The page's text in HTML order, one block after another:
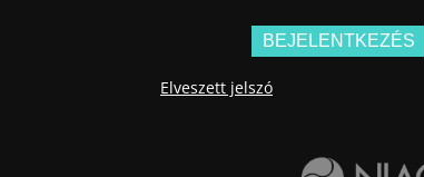
Elveszett jelszó